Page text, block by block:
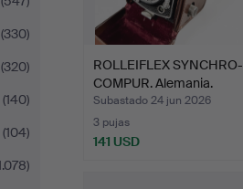
(330)
(320)
(140)
(104)
ROLLEIFLEX SYNCHRO-
COMPUR. Alemania.
Cámar…
Subastado 24 jun 2026
3 pujas
141 USD